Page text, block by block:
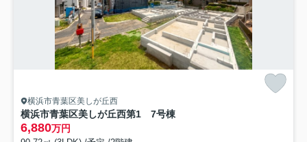
横浜市青葉区美しが丘西
横浜市青葉区美しが丘西第1 7号棟
6,880万円